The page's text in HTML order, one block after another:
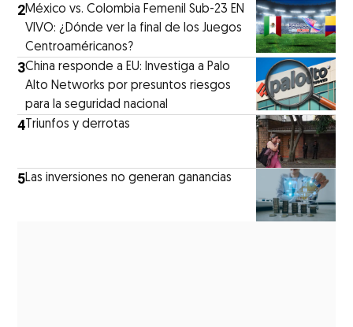
2México vs. Colombia Femenil Sub-23 EN
VIVO: ¿Dónde ver la final de los Juegos
Centroaméricanos?
3China responde a EU: Investiga a Palo
Alto Networks por presuntos riesgos
para la seguridad nacional
4 Triunfos y derrotas
5Las inversiones no generan ganancias